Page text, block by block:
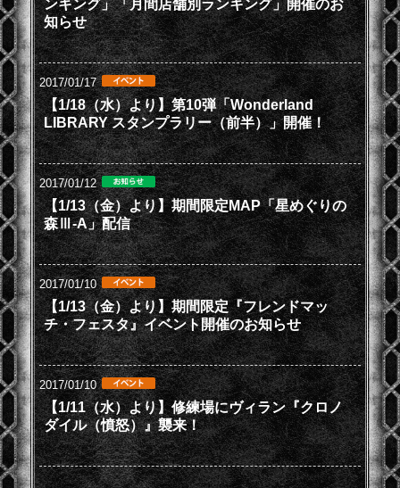
ンキング」「月間店舗別ランキング」開催のお
知らせ
2017/01/17
【1/18（水）より】第10弾「Wonderland
LIBRARY スタンプラリー（前半）」開催！
2017/01/12
【1/13（金）より】期間限定MAP「星めぐりの
森Ⅲ-A」配信
2017/01/10
【1/13（金）より】期間限定『フレンドマッ
チ・フェスタ』イベント開催のお知らせ
2017/01/10
【1/11（水）より】修練場にヴィラン『クロノ
ダイル（憤怒）』襲来！